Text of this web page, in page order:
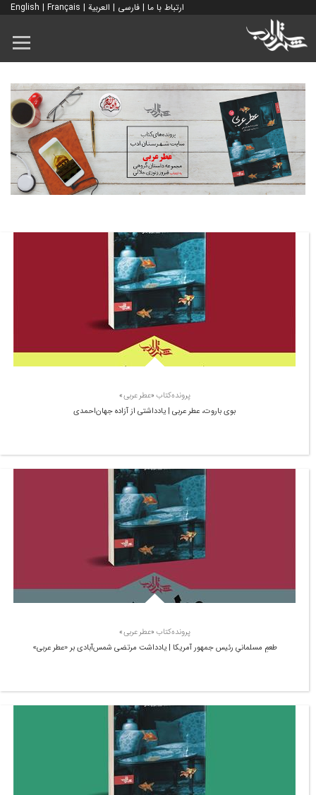
ارتباط با ما | فارسی | العربية |
English | Français
پرونده‌کتاب «عطر عربی»
بوی باروت، عطر عربی | یادداشتی از آزاده جهان‌احمدی
پرونده‌کتاب «عطر عربی»
طعمِ مسلمانیِ رئیس جمهور آمریکا | یادداشت مرتضی شمس‌آبادی بر «عطر عربی»